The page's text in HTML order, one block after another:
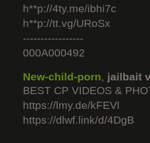
h**p://4ty.me/ibhi7c
h**p://tt.vg/URoSx
-----------------
000A000492
New-child-porn, jailbait
BEST CP VIDEOS &
https://lmy.de/kFEVl
https://dlwf.link/d/4DgB